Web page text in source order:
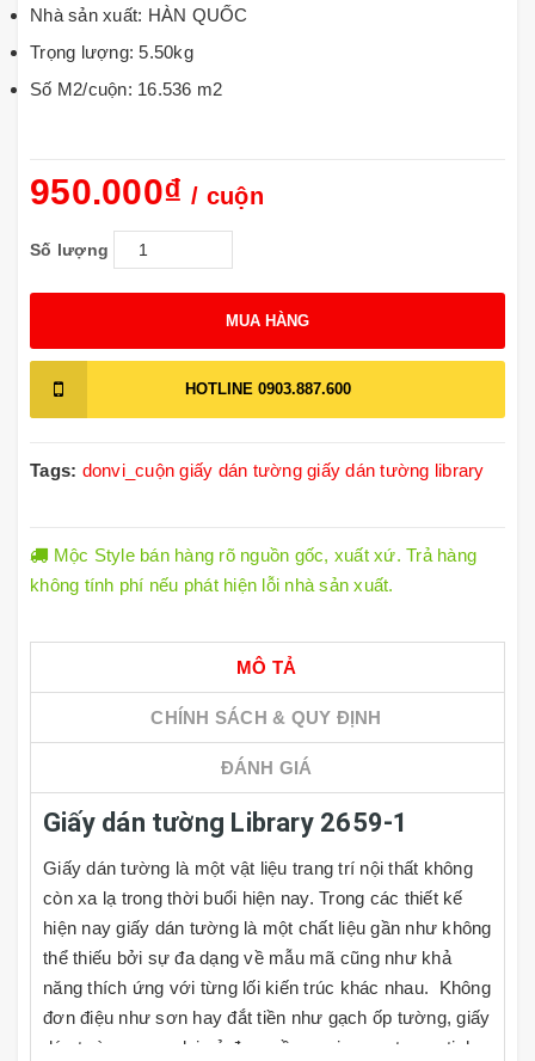
Nhà sản xuất: HÀN QUỐC
Trọng lượng: 5.50kg
Số M2/cuộn: 16.536 m2
950.000₫/ cuộn
Số lượng
MUA HÀNG
HOTLINE 0903.887.600
Tags: donvi_cuộn giấy dán tường giấy dán tường library
Mộc Style bán hàng rõ nguồn gốc, xuất xứ. Trả hàng
không tính phí nếu phát hiện lỗi nhà sản xuất.
MÔ TẢ
CHÍNH SÁCH & QUY ĐỊNH
ĐÁNH GIÁ
Giấy dán tường Library 2659-1
Giấy dán tường là một vật liệu trang trí nội thất không
còn xa lạ trong thời buổi hiện nay. Trong các thiết kế
hiện nay giấy dán tường là một chất liệu gần như không
thể thiếu bởi sự đa dạng về mẫu mã cũng như khả
năng thích ứng với từng lối kiến trúc khác nhau. Không
đơn điệu như sơn hay đắt tiền như gạch ốp tường, giấy
dán tường mang lại vẻ đẹp mềm mại, sang trọng, tinh